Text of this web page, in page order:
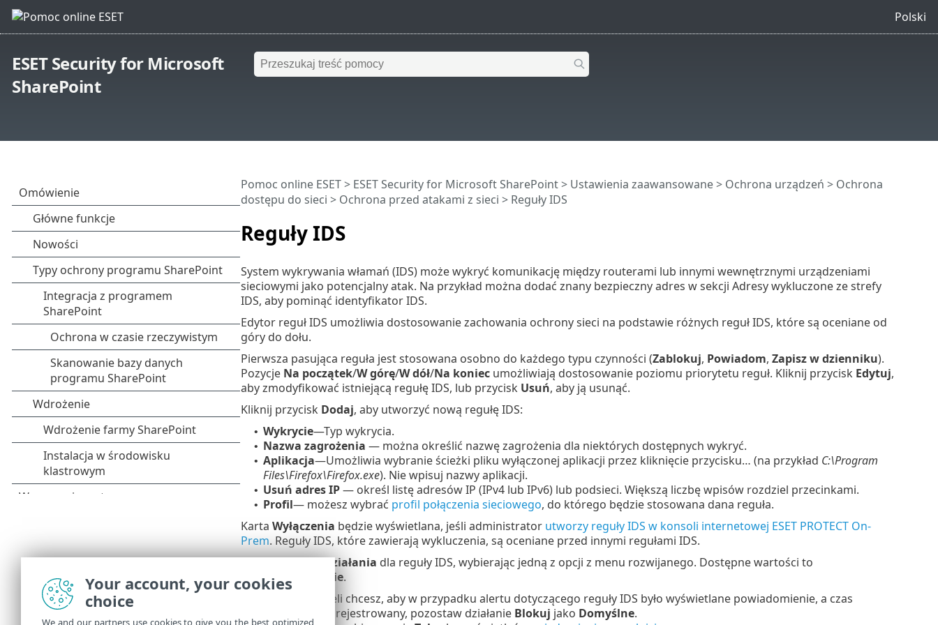
Polski
ESET Security for Microsoft
SharePoint
Reguły IDS
Pomoc online ESET> ESET Security for Microsoft SharePoint> Ustawienia zaawansowane> Ochrona urządzeń > Ochrona
dostępu do sieci > Ochrona przed atakami z sieci > Reguły IDS
System wykrywania włamań (IDS) może wykryć komunikację między routerami lub innymi wewnętrznymi urządzeniami
sieciowymi jako potencjalny atak. Na przykład można dodać znany bezpieczny adres w sekcji Adresy wykluczone ze strefy
IDS, aby pominąć identyfikator IDS.
Edytor reguł IDS umożliwia dostosowanie zachowania ochrony sieci na podstawie różnych reguł IDS, które są oceniane od
góry do dołu.
Pierwsza pasująca reguła jest stosowana osobno do każdego typu czynności (Zablokuj, Powiadom, Zapisz w dzienniku).
Pozycje Na początek/W górę/W dół/Na koniecumożliwiają dostosowanie poziomu priorytetu reguł. Kliknij przycisk Edytuj,
aby zmodyfikować istniejącą regułę IDS, lub przycisk Usuń, aby ją usunąć.
Kliknij przycisk Dodaj, aby utworzyć nową regułę IDS:
• Wykrycie—Typ wykrycia.
• Nazwa zagrożenia — można określić nazwę zagrożenia dla niektórych dostępnych wykryć.
• Aplikacja—Umożliwia wybranie ścieżki pliku wyłączonej aplikacji przez kliknięcie przycisku… (na przykład C:\Program
Files\Firefox\Firefox.exe). Nie wpisuj nazwy aplikacji.
• Usuń adres IP— określ listę adresów IP (IPv4 lub IPv6) lub podsieci. Większą liczbę wpisów rozdziel przecinkami.
• Profil— możesz wybrać profil połączenia sieciowego, do którego będzie stosowana dana reguła.
Karta Wyłączenia będzie wyświetlana, jeśli administrator utworzy reguły IDS w konsoli internetowej ESET PROTECT On-
Prem. Reguły IDS, które zawierają wykluczenia, są oceniane przed innymi regułami IDS.
Skonfiguruj typdziałania dla reguły IDS, wybierając jedną z opcji z menu rozwijanego. Dostępne wartości to
Domyślne
Nie.
— jeżeli chcesz, aby w przypadku alertu dotyczącego reguły IDS było wyświetlane powiadomienie, a czas
zdarzenia był rejestrowany, pozostaw działanie Blokuj jako Domyślne.
Your account, your cookies
choice
We and our partners use cookies to give you the best optimized